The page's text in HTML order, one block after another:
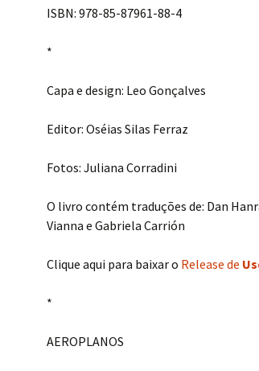
ISBN: 978-85-87961-88-4
*
Capa e design: Leo Gonçalves
Editor: Oséias Silas Ferraz
Fotos: Juliana Corradini
O livro contém traduções de: Dan
Vianna e Gabriela Carrión
Clique aqui para baixar o Release de
*
AEROPLANOS